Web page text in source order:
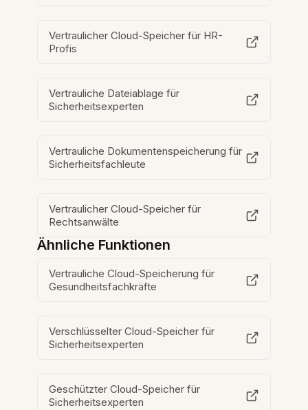
Vertraulicher Cloud-Speicher für HR-
Profis
Vertrauliche Dateiablage für
Sicherheitsexperten
Vertrauliche Dokumentenspeicherung für
Sicherheitsfachleute
Vertraulicher Cloud-Speicher für
Rechtsanwälte
Ähnliche Funktionen
Vertrauliche Cloud-Speicherung für
Gesundheitsfachkräfte
Verschlüsselter Cloud-Speicher für
Sicherheitsexperten
Geschützter Cloud-Speicher für
Sicherheitsexperten